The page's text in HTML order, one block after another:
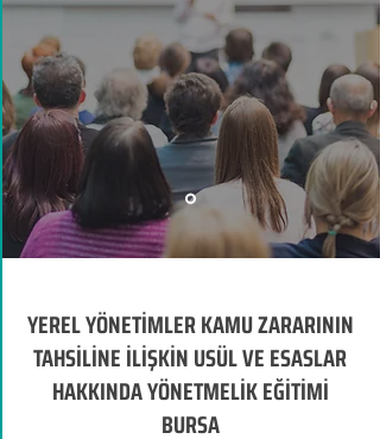
YEREL YÖNETİMLER KAMU ZARARININ
TAHSİLİNE İLİŞKİN USÜL VE ESASLAR
HAKKINDA YÖNETMELİK EĞİTİMİ
BURSA